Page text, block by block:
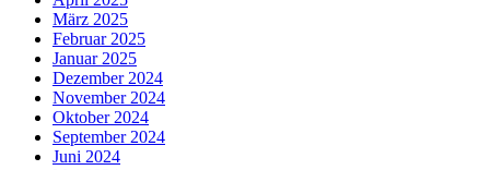
März 2025
Februar 2025
Januar 2025
Dezember 2024
November 2024
Oktober 2024
September 2024
Juni 2024